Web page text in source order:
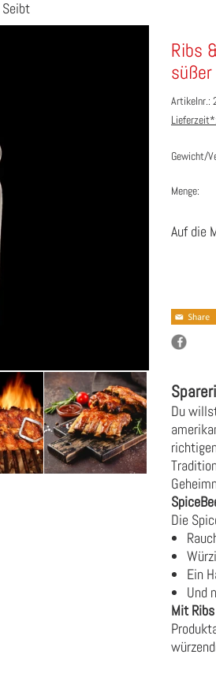
Seibt
Ribs
Artikelnr.:
Lieferzeit*:
Gewicht/
Menge:
Auf die
Du
Die
Ein
Und
Mit